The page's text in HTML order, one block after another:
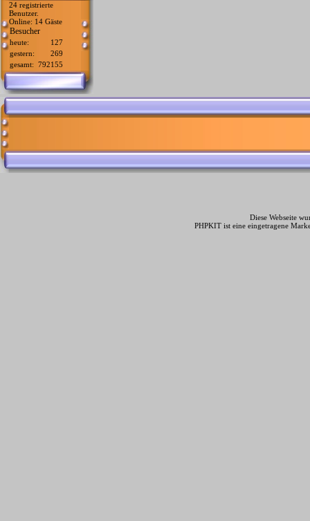
24 registrierte
Benutzer.
Online: 14 Gäste
Besucher
heute:
127
gestern:
269
gesamt: 792155
Diese Webseite
PHPKIT ist eine eingetragene